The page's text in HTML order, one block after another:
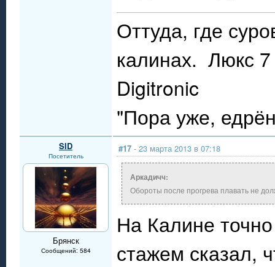
Оттуда, где
калинах. Люкс
Digitronic
"Пора уже,
SID
Посетитель
Брянск
Сообщений: 584
#17 - 23 марта 2013 в 07:18
Аркадичч:
Обороты после прогрева плавать не
На Калине
стажем сказал,